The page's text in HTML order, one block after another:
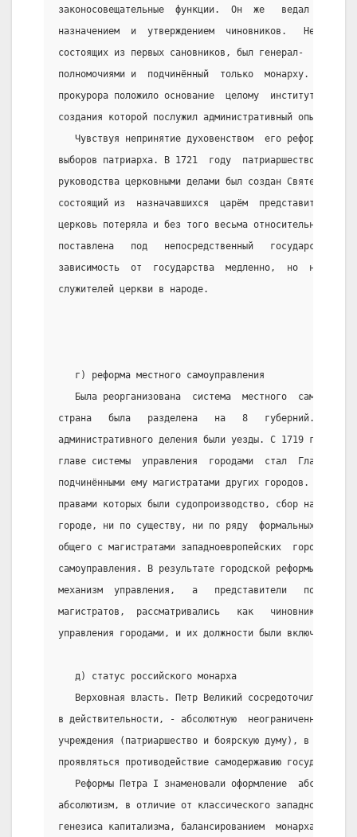
законосовещательные  функции.  Он  же   ведал
назначением  и  утверждением  чиновников.
состоящих из первых сановников, был генерал-
полномочиями и  подчинённый  только  монарху.
прокурора положило основание  целому  институту
создания которой послужил административный опыт
Чувствуя непринятие духовенством  его реформ,
выборов патриарха. В 1721  году  патриаршество
руководства церковными делами был создан Святейший
состоящий из  назначавшихся  царём  представителей
церковь потеряла и без того весьма относительную
поставлена   под   непосредственный
зависимость  от  государства  медленно,  но
служителей церкви в народе.
   г) реформа местного самоуправления
Была реорганизована  система  местного
страна   была   разделена   на   8   губерний.
административного деления были уезды. С 1719 года
главе системы  управления  городами  стал  Главный
подчинёнными ему магистратами других городов. Но эти
правами которых были судопроизводство, сбор налогов
городе, ни по существу, ни по ряду  формальных
общего с магистратами западноевропейских  городов  –
самоуправления. В результате городской реформы  был
механизм  управления,   а   представители   посада,
магистратов,  рассматривались   как   чиновники
управления городами, и их должности были включены
   д) статус российского монарха
Верховная власть. Петр Великий сосредоточил в
в действительности, - абсолютную  неограниченную
учреждения (патриаршество и боярскую думу), в
проявляться противодействие самодержавию государя.
Реформы Петра I знаменовали оформление
абсолютизм, в отличие от классического западного,
генезиса капитализма, балансированием  монарха